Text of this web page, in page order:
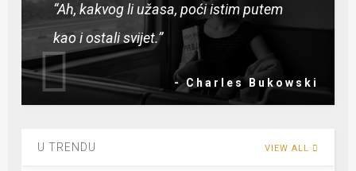
“Ah, kakvog li užasa, poći istim putem
kao i ostali svijet.”
- Charles Bukowski
U TRENDU VIEW ALL